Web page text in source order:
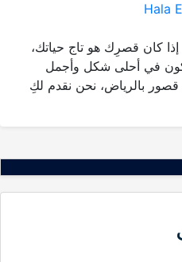
Hala
كان قصرِك هو تاج حياتك،
يكون في أحلى شكل وأجمل
بالرياض، نحن نقدم لكِ